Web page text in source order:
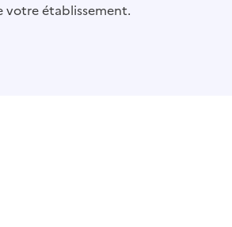
votre établissement.